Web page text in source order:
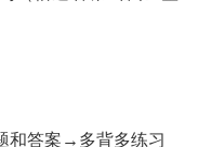
和答案→多背多练习